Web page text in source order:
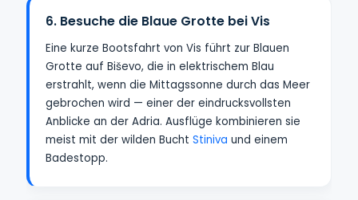
6. Besuche die Blaue Grotte bei Vis
Eine kurze Bootsfahrt von Vis führt zur Blauen
Grotte auf Biševo, die in elektrischem Blau
erstrahlt, wenn die Mittagssonne durch das Meer
gebrochen wird — einer der eindrucksvollsten
Anblicke an der Adria. Ausflüge kombinieren sie
meist mit der wilden Bucht Stiniva und einem
Badestopp.